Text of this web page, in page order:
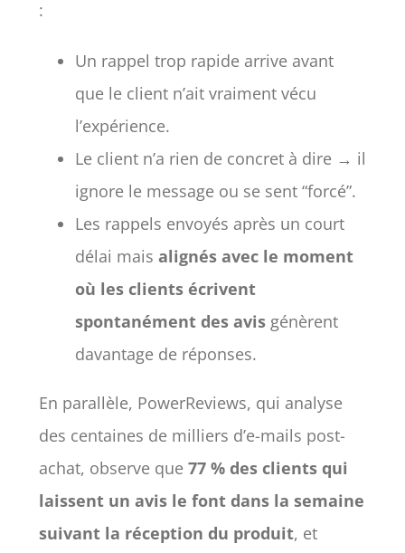
:
Un rappel trop rapide arrive avant
que le client n’ait vraiment vécu
l’expérience.
Le client n’a rien de concret à dire → il
ignore le message ou se sent “forcé”.
Les rappels envoyés après un court
délai mais alignés avec le moment
où les clients écrivent
spontanément des avisgénèrent
davantage de réponses.
En parallèle, PowerReviews, qui analyse
des centaines de milliers d’e-mails post-
achat, observe que 77 % des clients qui
laissent un avis le font dans la semaine
suivant la réception du produit, et